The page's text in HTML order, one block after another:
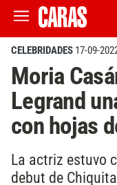
CELEBRIDADES 17-09-
Moria
Legrand
con hojas
La actriz estuvo
debut de